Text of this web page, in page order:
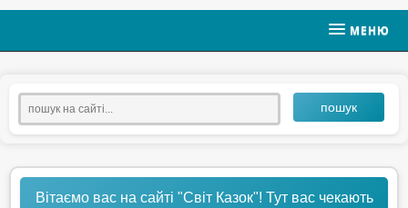
МЕНЮ
пошук
Вітаємо вас на сайті "Світ Казок"! Тут вас чекають